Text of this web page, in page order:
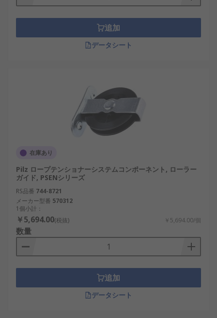
追加
データシート
在庫あり
Pilz ロープテンショナーシステムコンポーネント, ローラー
ガイド, PSENシリーズ
RS品番 744-8721
メーカー型番 570312
1個小計：
￥5,694.00(税抜) ￥5,694.00/個
数量
追加
データシート